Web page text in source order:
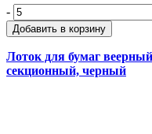
-
Добавить в корзину
Лоток для бумаг
секционный, черный